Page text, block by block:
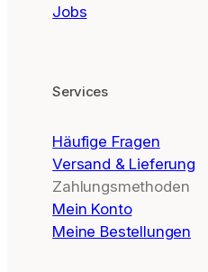
Jobs
Services
Häufige Fragen
Versand & Lieferung
Zahlungsmethoden
Mein Konto
Meine Bestellungen